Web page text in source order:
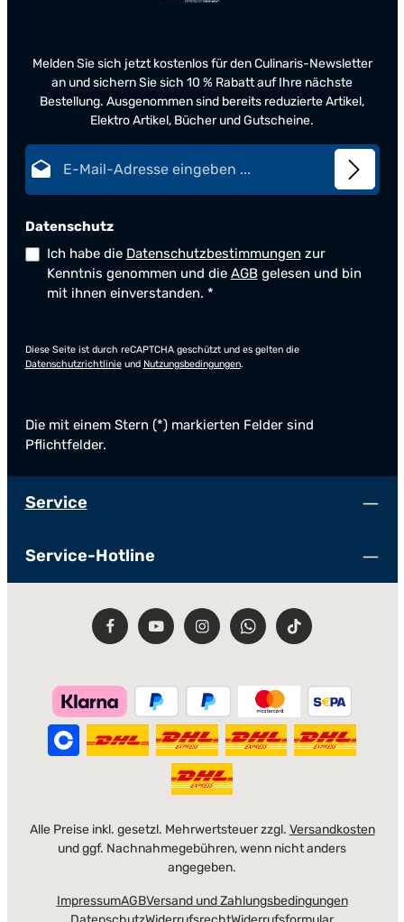
Melden Sie sich jetzt kostenlos für den Culinaris-Newsletter
an und sichern Sie sich 10 % Rabatt auf Ihre nächste
Bestellung. Ausgenommen sind bereits reduzierte Artikel,
Elektro Artikel, Bücher und Gutscheine.
Datenschutz
Ich habe die Datenschutzbestimmungen zur
Kenntnis genommen und die AGBgelesen und bin
mit ihnen einverstanden. *
Diese Seite ist durch reCAPTCHA geschützt und es gelten die
Datenschutzrichtlinieund Nutzungsbedingungen.
Die mit einem Stern (*) markierten Felder sind
Pflichtfelder.
Service
Service-Hotline
Alle Preise inkl. gesetzl. Mehrwertsteuer zzgl. Versandkosten
und ggf. Nachnahmegebühren, wenn nicht anders
angegeben.
ImpressumAGBVersand und Zahlungsbedingungen